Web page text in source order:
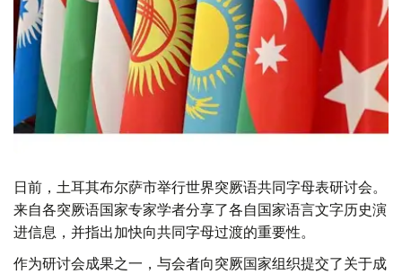
日前，土耳其布尔萨市举行世界突厥语共同字母表研讨会。
来自各突厥语国家专家学者分享了各自国家语言文字历史演
进信息，并指出加快向共同字母过渡的重要性。
作为研讨会成果之一，与会者向突厥国家组织提交了关于成